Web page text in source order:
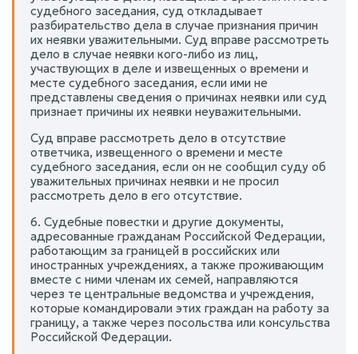
судебного заседания, суд откладывает
разбирательство дела в случае признания причин
их неявки уважительными. Суд вправе рассмотреть
дело в случае неявки кого-либо из лиц,
участвующих в деле и извещенных о времени и
месте судебного заседания, если ими не
представлены сведения о причинах неявки или суд
признает причины их неявки неуважительными.
Суд вправе рассмотреть дело в отсутствие
ответчика, извещенного о времени и месте
судебного заседания, если он не сообщил суду об
уважительных причинах неявки и не просил
рассмотреть дело в его отсутствие.
6. Судебные повестки и другие документы,
адресованные гражданам Российской Федерации,
работающим за границей в российских или
иностранных учреждениях, а также проживающим
вместе с ними членам их семей, направляются
через те центральные ведомства и учреждения,
которые командировали этих граждан на работу за
границу, а также через посольства или консульства
Российской Федерации.